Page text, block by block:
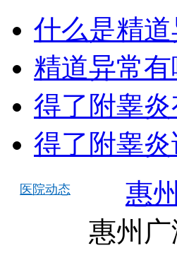
什么是精道
精道异常
得了附睾
得了附睾
医院动态
惠
惠州广济